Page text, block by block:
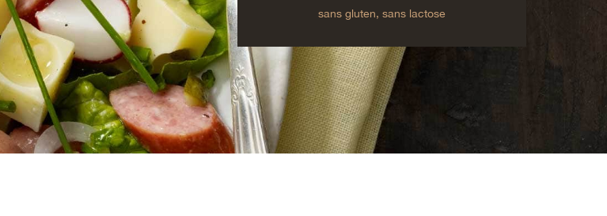
sans gluten,sans lactose